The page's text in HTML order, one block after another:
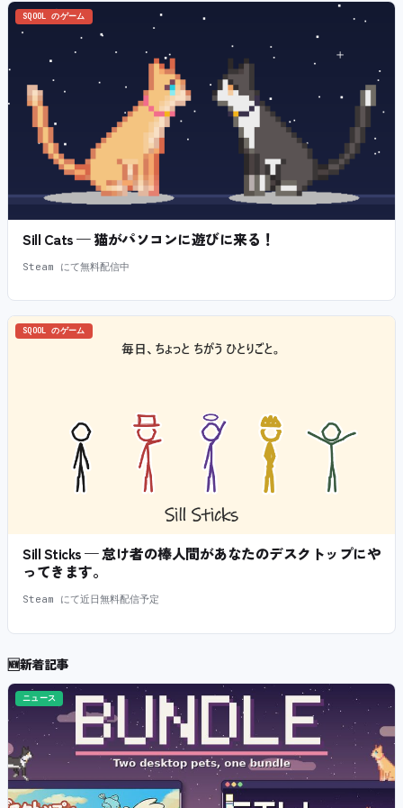
SQOOL のゲーム
Sill Cats — 猫がパソコンに遊びに来る！
Steam にて無料配信中
SQOOL のゲーム
Sill Sticks — 怠け者の棒人間があなたのデスクトップにや
ってきます。
Steam にて近日無料配信予定
🆕新着記事
ニュース